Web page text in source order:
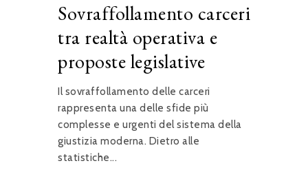
Sovraffollamento carceri
tra realtà operativa e
proposte legislative
Il sovraffollamento delle carceri
rappresenta una delle sfide più
complesse e urgenti del sistema della
giustizia moderna. Dietro alle
statistiche...